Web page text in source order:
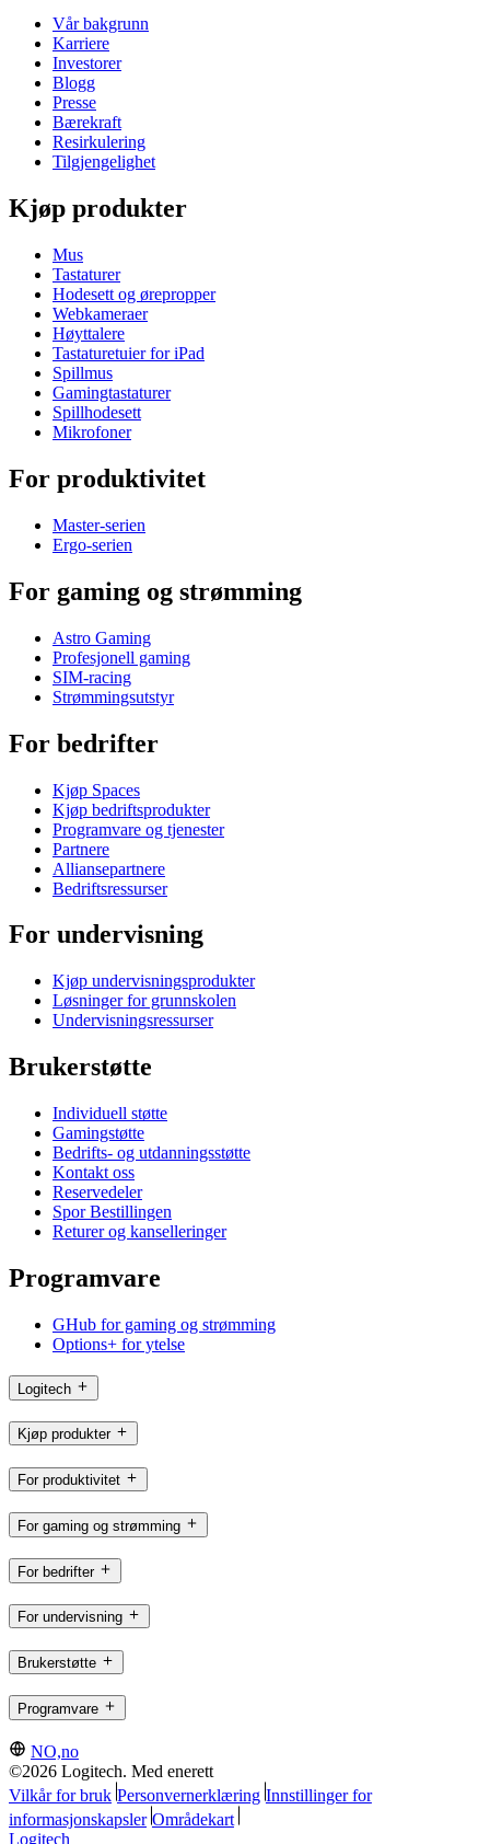
Vår bakgrunn
Karriere
Investorer
Blogg
Presse
Bærekraft
Resirkulering
Tilgjengelighet
Kjøp produkter
Mus
Tastaturer
Hodesett og ørepropper
Webkameraer
Høyttalere
Tastaturetuier for iPad
Spillmus
Gamingtastaturer
Spillhodesett
Mikrofoner
For produktivitet
Master-serien
Ergo-serien
For gaming og strømming
Astro Gaming
Profesjonell gaming
SIM-racing
Strømmingsutstyr
For bedrifter
Kjøp Spaces
Kjøp bedriftsprodukter
Programvare og tjenester
Partnere
Alliansepartnere
Bedriftsressurser
For undervisning
Kjøp undervisningsprodukter
Løsninger for grunnskolen
Undervisningsressurser
Brukerstøtte
Individuell støtte
Gamingstøtte
Bedrifts- og utdanningsstøtte
Kontakt oss
Reservedeler
Spor Bestillingen
Returer og kanselleringer
Programvare
GHub for gaming og strømming
Options+ for ytelse
Logitech
Kjøp produkter
For produktivitet
For gaming og strømming
For bedrifter
For undervisning
Brukerstøtte
Programvare
NO,no
©2026 Logitech. Med enerett
Vilkår for bruk Personvernerklæring Innstillinger for
informasjonskapsler Områdekart
Logitech